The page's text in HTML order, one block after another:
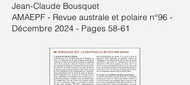
Jean-Claude Bousquet
AMAEPF - Revue australe et polaire n°96 -
Décembre 2024 - Pages 58-61